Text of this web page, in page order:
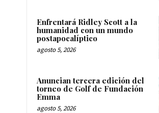
Enfrentará Ridley Scott a la
humanidad con un mundo
postapocalíptico
agosto 5, 2026
Anuncian tercera edición del
torneo de Golf de Fundación
Emma
agosto 5, 2026